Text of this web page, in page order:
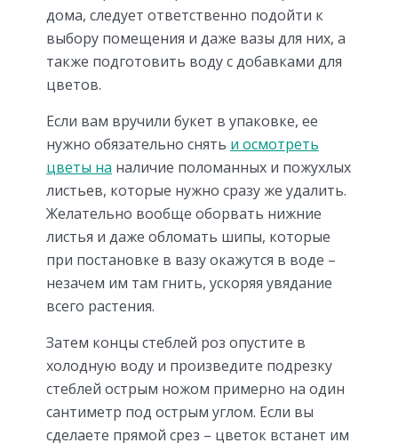
дома, следует ответственно подойти к
выбору помещения и даже вазы для них, а
также подготовить воду с добавками для
цветов.
Если вам вручили букет в упаковке, ее
нужно обязательно снять и осмотреть
цветы на наличие поломанных и пожухлых
листьев, которые нужно сразу же удалить.
Желательно вообще оборвать нижние
листья и даже обломать шипы, которые
при постановке в вазу окажутся в воде –
незачем им там гнить, ускоряя увядание
всего растения.
Затем концы стеблей роз опустите в
холодную воду и произведите подрезку
стеблей острым ножом примерно на один
сантиметр под острым углом. Если вы
сделаете прямой срез – цветок встанет им